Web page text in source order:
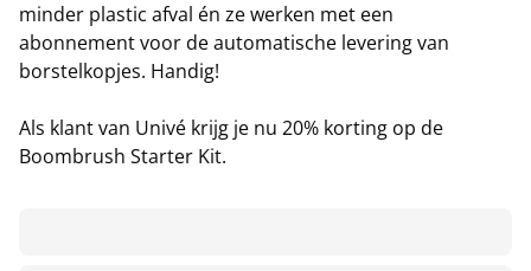
minder plastic afval én ze werken met een
abonnement voor de automatische levering van
borstelkopjes. Handig!
Als klant van Univé krijg je nu 20% korting op de
Boombrush Starter Kit.